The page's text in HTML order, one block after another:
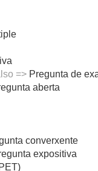
=> Pregunta de
aberta
converxente
expositiva